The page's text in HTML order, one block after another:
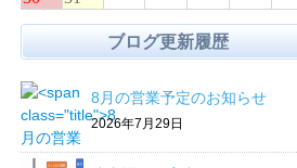
ブログ更新履歴
8月の営業予定のお知らせ
2026年7月29日